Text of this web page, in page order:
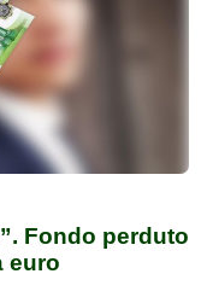
Fondo perduto
euro